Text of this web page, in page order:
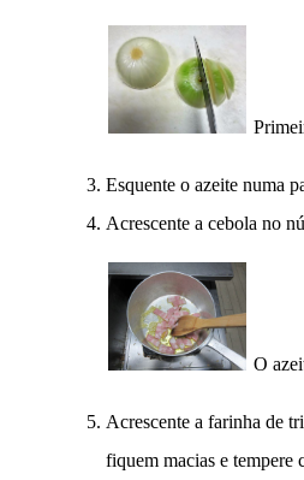
Esquente o azeite numa
Acrescente a cebola no
O
Acrescente a farinha de
fiquem macias e tempere